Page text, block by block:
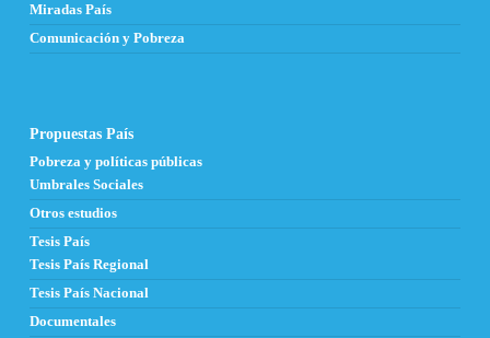
Miradas País
Comunicación y Pobreza
Propuestas País
Pobreza y políticas públicas
Umbrales Sociales
Otros estudios
Tesis País
Tesis País Regional
Tesis País Nacional
Documentales